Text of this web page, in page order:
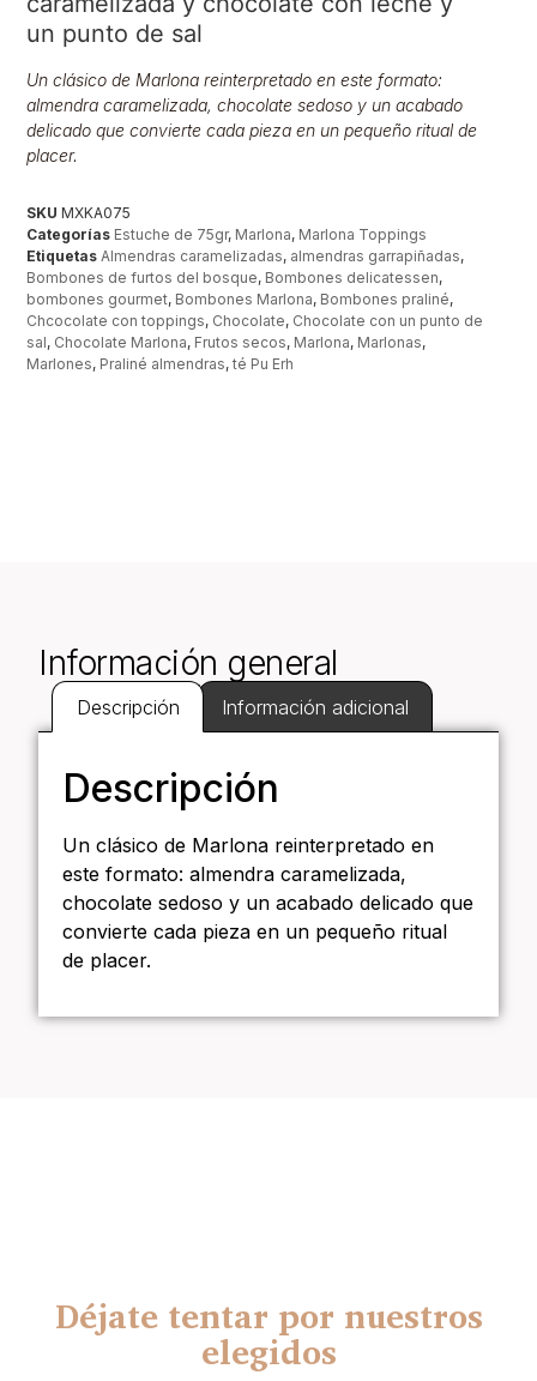
un punto de sal
Un clásico de Marlona reinterpretado en este formato:
almendra caramelizada, chocolate sedoso y un acabado
delicado que convierte cada pieza en un pequeño ritual de
placer.
SKUMXKA075
Categorías Estuche de 75gr, Marlona, Marlona Toppings
Etiquetas Almendras caramelizadas, almendras garrapiñadas,
Bombones de furtos del bosque, Bombones delicatessen,
bombones gourmet, Bombones Marlona, Bombones praliné,
Chcocolate con toppings, Chocolate, Chocolate con un punto de
sal, Chocolate Marlona, Frutos secos, Marlona, Marlonas,
Marlones, Praliné almendras,té Pu Erh
Información general
Descripción Información adicional
Descripción
Un clásico de Marlona reinterpretado en
este formato: almendra caramelizada,
chocolate sedoso y un acabado delicado que
convierte cada pieza en un pequeño ritual
de placer.
Déjate tentar por nuestros
elegidos